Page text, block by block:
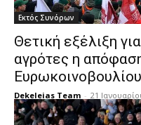
Εκτός Συνόρων
Θετική εξέλιξη
αγρότες η
Dekeleias Team - 21